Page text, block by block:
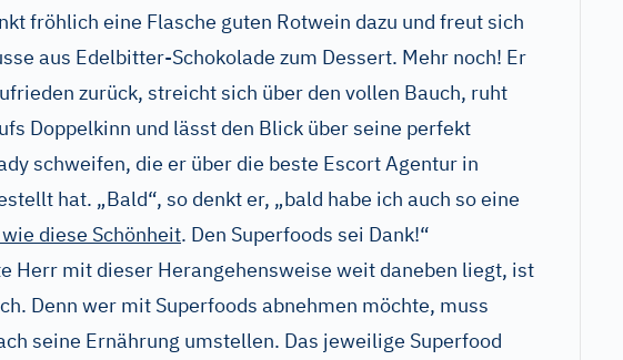
fröhlich eine Flasche guten Rotwein dazu und freut sich
aus Edelbitter-Schokolade zum Dessert. Mehr noch! Er
zurück, streicht sich über den vollen Bauch, ruht
Doppelkinn und lässt den Blick über seine perfekt
schweifen, die er über die beste Escort Agentur in
hat. „Bald“, so denkt er, „bald habe ich auch so eine
diese Schönheit. Den Superfoods sei Dank!“
Herr mit dieser Herangehensweise weit daneben liegt, ist
Denn wer mit Superfoods abnehmen möchte, muss
seine Ernährung umstellen. Das jeweilige Superfood